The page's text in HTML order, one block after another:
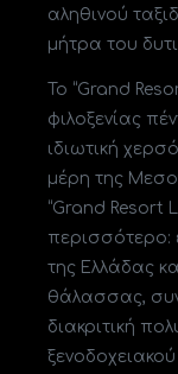
αληθινού
μήτρα του
Το “Grand
φιλοξενίας
ιδιωτική
μέρη της
“Grand Resort
περισσότερο:
της Ελλάδας
θάλασσας,
διακριτική